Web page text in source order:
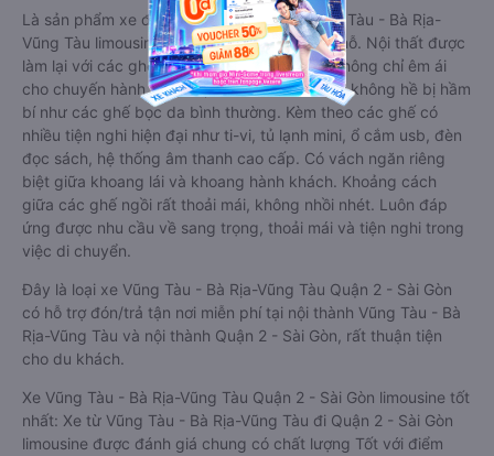
Là sản phẩm xe đi Quận 2 - Sài Gòn từ Vũng Tàu - Bà Rịa-
Vũng Tàu limousine 9 chỗ cải tiến từ xe 16 chỗ. Nội thất được
làm lại với các ghế bọc da chuẩn Châu Âu, không chỉ êm ái
cho chuyến hành trình xa, mà còn mát mẻ và không hề bị hầm
bí như các ghế bọc da bình thường. Kèm theo các ghế có
nhiều tiện nghi hiện đại như ti-vi, tủ lạnh mini, ổ cắm usb, đèn
đọc sách, hệ thống âm thanh cao cấp. Có vách ngăn riêng
biệt giữa khoang lái và khoang hành khách. Khoảng cách
giữa các ghế ngồi rất thoải mái, không nhồi nhét. Luôn đáp
ứng được nhu cầu về sang trọng, thoải mái và tiện nghi trong
việc di chuyển.
Đây là loại xe Vũng Tàu - Bà Rịa-Vũng Tàu Quận 2 - Sài Gòn
có hỗ trợ đón/trả tận nơi miễn phí tại nội thành Vũng Tàu - Bà
Rịa-Vũng Tàu và nội thành Quận 2 - Sài Gòn, rất thuận tiện
cho du khách.
Xe Vũng Tàu - Bà Rịa-Vũng Tàu Quận 2 - Sài Gòn limousine tốt
nhất: Xe từ Vũng Tàu - Bà Rịa-Vũng Tàu đi Quận 2 - Sài Gòn
limousine được đánh giá chung có chất lượng Tốt với điểm